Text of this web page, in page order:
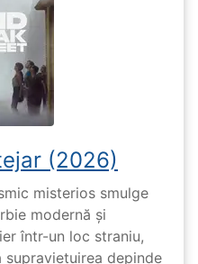
(2026)
misterios smulge
modernă și
într-un loc straniu,
depinde